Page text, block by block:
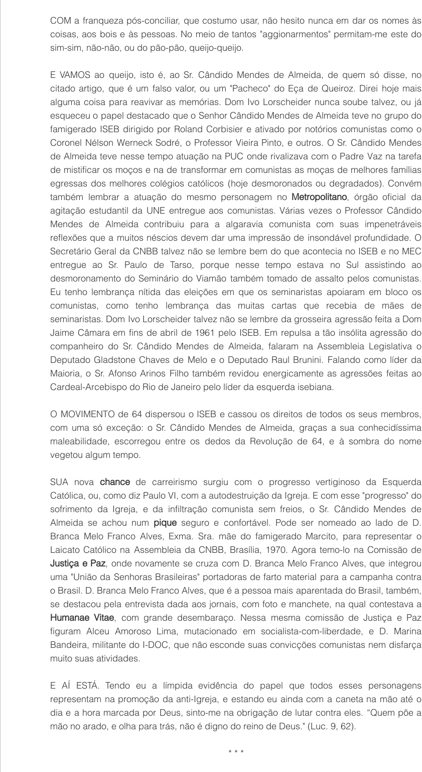
COM a franqueza pós-conciliar, que costumo usar, não hesito nunca em dar os nomes às
coisas, aos bois e às pessoas. No meio de tantos "aggionarmentos" permitam-me este do
sim-sim, não-não, ou do pão-pão, queijo-queijo.
E VAMOS ao queijo, isto é, ao Sr. Cândido Mendes de Almeida, de quem só disse, no
citado artigo, que é um falso valor, ou um "Pacheco" do Eça de Queiroz. Direi hoje mais
alguma coisa para reavivar as memórias. Dom Ivo Lorscheider nunca soube talvez, ou já
esqueceu o papel destacado que o Senhor Cândido Mendes de Almeida teve no grupo do
famigerado ISEB dirigido por Roland Corbisier e ativado por notórios comunistas como o
Coronel Nélson Werneck Sodré, o Professor Vieira Pinto, e outros. O Sr. Cândido Mendes
de Almeida teve nesse tempo atuação na PUC onde rivalizava com o Padre Vaz na tarefa
de mistificar os moços e na de transformar em comunistas as moças de melhores famílias
egressas dos melhores colégios católicos (hoje desmoronados ou degradados). Convém
também lembrar a atuação do mesmo personagem no Metropolitano, órgão oficial da
agitação estudantil da UNE entregue aos comunistas. Várias vezes o Professor Cândido
Mendes de Almeida contribuiu para a algaravia comunista com suas impenetráveis
reflexões que a muitos néscios devem dar uma impressão de insondável profundidade. O
Secretário Geral da CNBB talvez não se lembre bem do que acontecia no ISEB e no MEC
entregue ao Sr. Paulo de Tarso, porque nesse tempo estava no Sul assistindo ao
desmoronamento do Seminário do Viamão também tomado de assalto pelos comunistas.
Eu tenho lembrança nítida das eleições em que os seminaristas apoiaram em bloco os
comunistas, como tenho lembrança das muitas cartas que recebia de mães de
seminaristas. Dom Ivo Lorscheider talvez não se lembre da grosseira agressão feita a Dom
Jaime Câmara em fins de abril de 1961 pelo ISEB. Em repulsa a tão insólita agressão do
companheiro do Sr. Cândido Mendes de Almeida, falaram na Assembleia Legislativa o
Deputado Gladstone Chaves de Melo e o Deputado Raul Brunini. Falando como líder da
Maioria, o Sr. Afonso Arinos Filho também revidou energicamente as agressões feitas ao
Cardeal-Arcebispo do Rio de Janeiro pelo líder da esquerda isebiana.
O MOVIMENTO de 64 dispersou o ISEB e cassou os direitos de todos os seus membros,
com uma só exceção: o Sr. Cândido Mendes de Almeida, graças a sua conhecidíssima
maleabilidade, escorregou entre os dedos da Revolução de 64, e à sombra do nome
vegetou algum tempo.
SUA nova chance de carreirismo surgiu com o progresso vertiginoso da Esquerda
Católica, ou, como diz Paulo VI, com a autodestruição da Igreja. E com esse "progresso" do
sofrimento da Igreja, e da infiltração comunista sem freios, o Sr. Cândido Mendes de
Almeida se achou num pique seguro e confortável. Pode ser nomeado ao lado de D.
Branca Melo Franco Alves, Exma. Sra. mãe do famigerado Marcito, para representar o
Justiça e Paz, onde novamente se cruza com D. Branca Melo Franco Alves, que integrou
uma "União da Senhoras Brasileiras" portadoras de farto material para a campanha contra
o Brasil. D. Branca Melo Franco Alves, que é a pessoa mais aparentada do Brasil, também,
Humanae Vitae, com grande desembaraço. Nessa mesma comissão de Justiça e Paz
figuram Alceu Amoroso Lima, mutacionado em socialista-com-liberdade, e D. Marina
Bandeira, militante do I-DOC, que não esconde suas convicções comunistas nem disfarça
muito suas atividades.
E AÍ ESTÁ. Tendo eu a límpida evidência do papel que todos esses personagens
representam na promoção da anti-Igreja, e estando eu ainda com a caneta na mão até o
dia e a hora marcada por Deus, sinto-me na obrigação de lutar contra eles. “Quem põe a
mão no arado, e olha para trás, não é digno do reino de Deus." (Luc. 9, 62).
* * *